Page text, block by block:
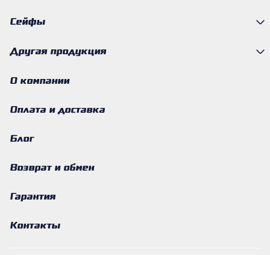
Сейфы
Другая продукция
О компании
Оплата и доставка
Блог
Возврат и обмен
Гарантия
Контакты